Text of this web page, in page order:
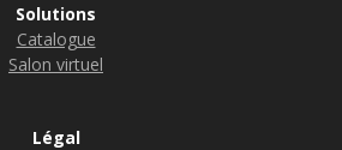
Solutions
Catalogue
Salon virtuel
Légal